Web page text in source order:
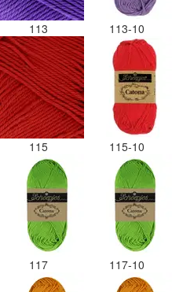
113 113-10
115 115-10
117 117-10